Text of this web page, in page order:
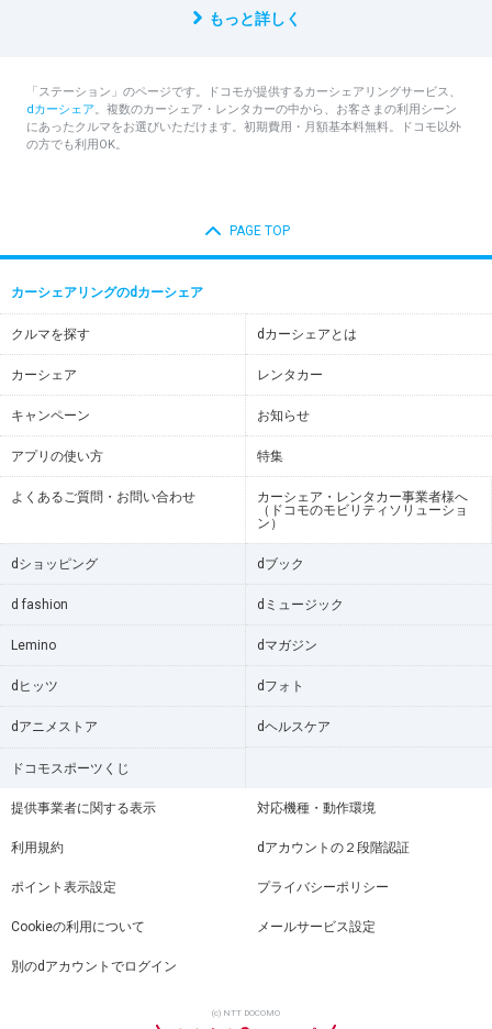
もっと詳しく
「ステーション」のページです。ドコモが提供するカーシェアリングサービス、
dカーシェア。複数のカーシェア・レンタカーの中から、お客さまの利用シーン
にあったクルマをお選びいただけます。初期費用・月額基本料無料。ドコモ以外
の方でも利用OK。
PAGE TOP
カーシェアリングのdカーシェア
クルマを探す dカーシェアとは
カーシェア レンタカー
キャンペーン お知らせ
アプリの使い方 特集
よくあるご質問・お問い合わせ
カーシェア・レンタカー事業者様へ
（ドコモのモビリティソリューショ
ン）
dショッピング dブック
d fashion dミュージック
Lemino dマガジン
dヒッツ dフォト
dアニメストア dヘルスケア
ドコモスポーツくじ
提供事業者に関する表示 対応機種・動作環境
利用規約 dアカウントの２段階認証
ポイント表示設定 プライバシーポリシー
Cookieの利用について メールサービス設定
別のdアカウントでログイン
(c) NTT DOCOMO